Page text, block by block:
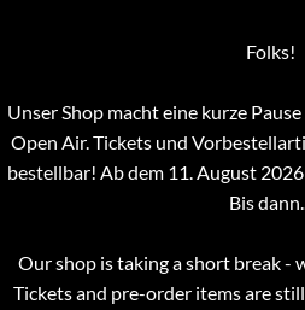
Folks!
Unser Shop macht eine kurze
Open Air. Tickets und
bestellbar! Ab dem 11. August
Bis
Our shop is taking a short break -
Tickets and pre-order items are